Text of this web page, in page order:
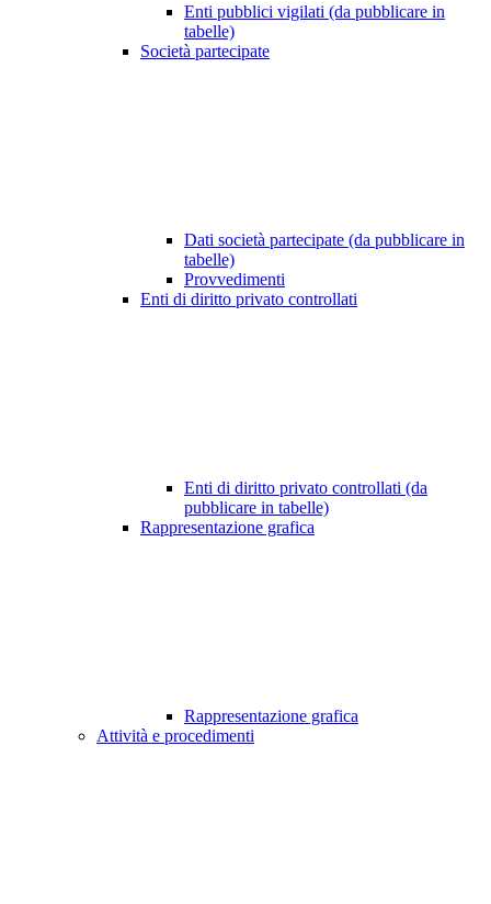
Enti pubblici vigilati (da pubblicare in
tabelle)
Società partecipate
Dati società partecipate (da pubblicare in
tabelle)
Provvedimenti
Enti di diritto privato controllati
Enti di diritto privato controllati (da
pubblicare in tabelle)
Rappresentazione grafica
Rappresentazione grafica
Attività e procedimenti